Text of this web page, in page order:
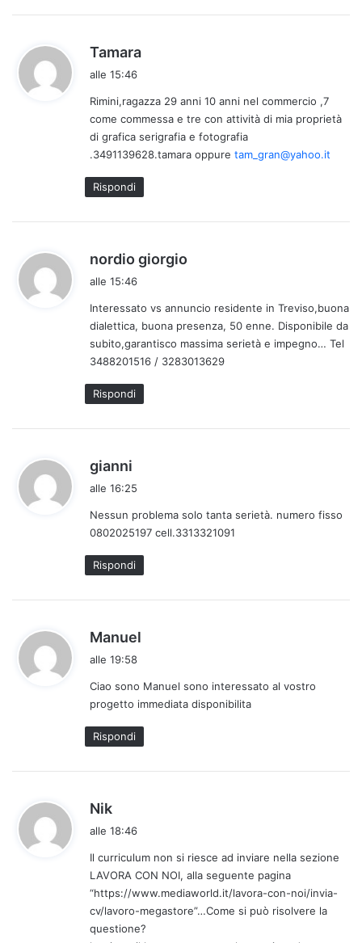
Tamara
e
t
t
o
:
alle 15:46
Rimini,ragazza 29 anni 10 anni nel commercio ,7
come commessa e tre con attività di mia proprietà
di grafica serigrafia e fotografia
.3491139628.tamara oppure tam_gran@yahoo.it
Rispondi
nordio giorgio
e
t
t
o
alle 15:46
Interessato vs annuncio residente in Treviso,buona
dialettica, buona presenza, 50 enne. Disponibile da
subito,garantisco massima serietà e impegno… Tel
3488201516 / 3283013629
Rispondi
gianni
e
t
t
o
alle 16:25
Nessun problema solo tanta serietà. numero fisso
0802025197 cell.3313321091
Rispondi
Manuel
e
t
t
o
alle 19:58
Ciao sono Manuel sono interessato al vostro
progetto immediata disponibilita
Rispondi
Nik
e
t
t
o
:
alle 18:46
Il curriculum non si riesce ad inviare nella sezione
LAVORA CON NOI, alla seguente pagina
“https://www.mediaworld.it/lavora-con-noi/invia-
cv/lavoro-megastore”…Come si può risolvere la
questione?